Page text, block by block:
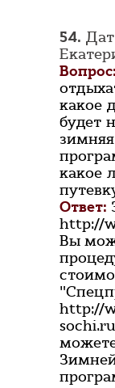
54.
Вопрос:
какое
будет
какое
Ответ:
http://
Вы
http://